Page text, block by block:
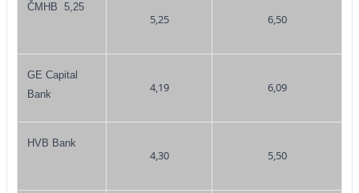
ČMHB 5,25
5,25 6,50
GE Capital
Bank
4,19 6,09
HVB Bank
4,30 5,50